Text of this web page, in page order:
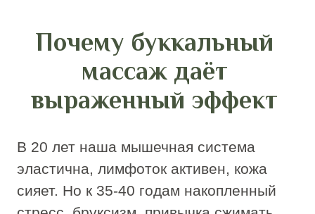
Чем буккальный
массаж в салоне
отличается от
Возможность ознакомиться с техникой
буккального массажа через открытые
источники создает иллюзию простоты.